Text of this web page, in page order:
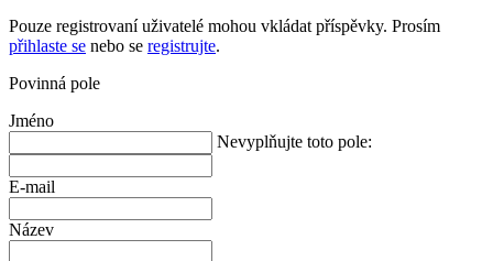
Pouze registrovaní uživatelé mohou vkládat příspěvky. Prosím
přihlaste se nebo se registrujte.
Povinná pole
Jméno
Nevyplňujte toto pole:
E-mail
Název